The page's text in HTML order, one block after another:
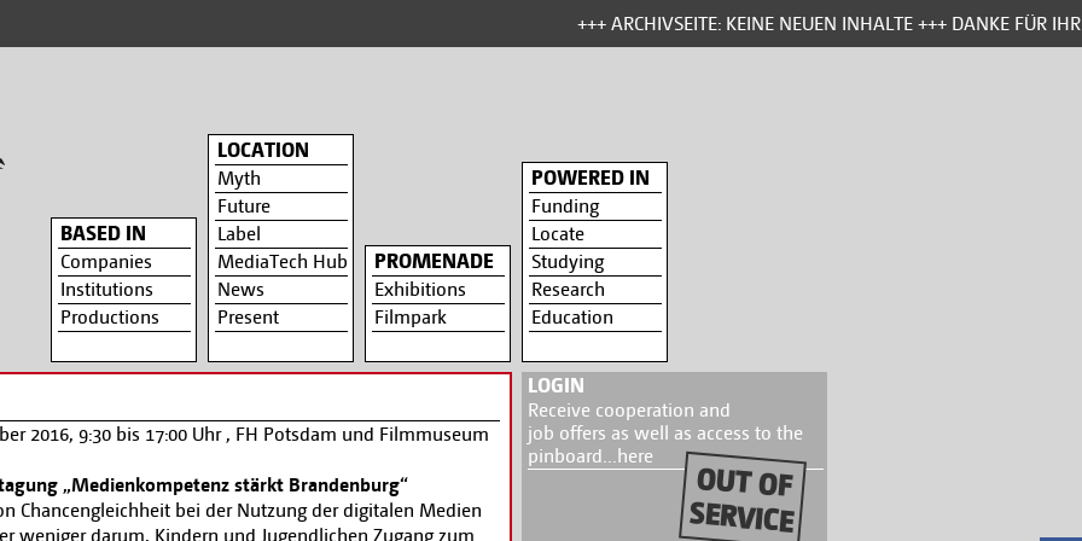
+++ ARCHIVSEITE: KEINE NEUEN INHALTE +++ DANKE FÜR
BASED IN
Companies
Institutions
Productions
LOCATION
Myth
Future
Label
MediaTech Hub
News
Present
PROMENADE
Exhibitions
Filmpark
POWERED IN
Funding
Locate
Studying
Research
Education
LOGIN
Receive cooperation and
job offers as well as access to the
pinboard...here
OUT OF
SERVICE
2016, 9:30 bis 17:00 Uhr , FH Potsdam und Filmmuseum
„Medienkompetenz stärkt Brandenburg“
Chancengleichheit bei der Nutzung der digitalen Medien
weniger darum, Kindern und Jugendlichen Zugang zum